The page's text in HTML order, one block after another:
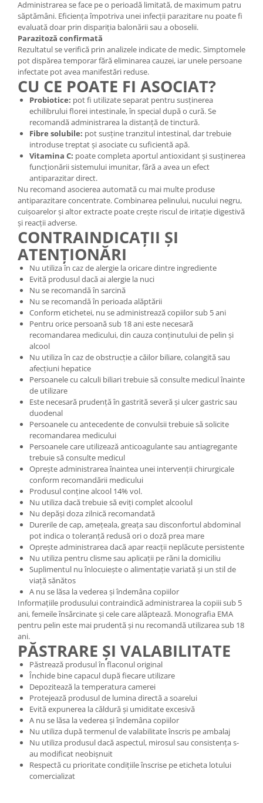
Administrarea se face pe o perioadă limitată, de maximum patru
săptămâni. Eficiența împotriva unei infecții parazitare nu poate fi
evaluată doar prin dispariția balonării sau a oboselii.
Parazitoză confirmată
Rezultatul se verifică prin analizele indicate de medic. Simptomele
pot dispărea temporar fără eliminarea cauzei, iar unele persoane
infectate pot avea manifestări reduse.
CU CE POATE FI ASOCIAT?
Probiotice: pot fi utilizate separat pentru susținerea
echilibrului florei intestinale, în special după o cură. Se
recomandă administrarea la distanță de tinctură.
Fibre solubile: pot susține tranzitul intestinal, dar trebuie
introduse treptat și asociate cu suficientă apă.
Vitamina C: poate completa aportul antioxidant și susținerea
funcționării sistemului imunitar, fără a avea un efect
antiparazitar direct.
Nu recomand asocierea automată cu mai multe produse
antiparazitare concentrate. Combinarea pelinului, nucului negru,
cuișoarelor și altor extracte poate crește riscul de iritație digestivă
și reacții adverse.
CONTRAINDICAȚII ȘI
ATENȚIONĂRI
Nu utiliza în caz de alergie la oricare dintre ingrediente
Evită produsul dacă ai alergie la nuci
Nu se recomandă în sarcină
Nu se recomandă în perioada alăptării
Conform etichetei, nu se administrează copiilor sub 5 ani
Pentru orice persoană sub 18 ani este necesară
recomandarea medicului, din cauza conținutului de pelin și
alcool
Nu utiliza în caz de obstrucție a căilor biliare, colangită sau
afecțiuni hepatice
Persoanele cu calculi biliari trebuie să consulte medicul înainte
de utilizare
Este necesară prudență în gastrită severă și ulcer gastric sau
duodenal
Persoanele cu antecedente de convulsii trebuie să solicite
recomandarea medicului
Persoanele care utilizează anticoagulante sau antiagregante
trebuie să consulte medicul
Oprește administrarea înaintea unei intervenții chirurgicale
conform recomandării medicului
Produsul conține alcool 14% vol.
Nu utiliza dacă trebuie să eviți complet alcoolul
Nu depăși doza zilnică recomandată
Durerile de cap, amețeala, greața sau disconfortul abdominal
pot indica o toleranță redusă ori o doză prea mare
Oprește administrarea dacă apar reacții neplăcute persistente
Nu utiliza pentru clisme sau aplicații pe răni la domiciliu
Suplimentul nu înlocuiește o alimentație variată și un stil de
viață sănătos
A nu se lăsa la vederea și îndemâna copiilor
Informațiile produsului contraindică administrarea la copiii sub 5
ani, femeile însărcinate și cele care alăptează. Monografia EMA
pentru pelin este mai prudentă și nu recomandă utilizarea sub 18
ani.
PĂSTRARE ȘI VALABILITATE
Păstrează produsul în flaconul original
Închide bine capacul după fiecare utilizare
Depozitează la temperatura camerei
Protejează produsul de lumina directă a soarelui
Evită expunerea la căldură și umiditate excesivă
A nu se lăsa la vederea și îndemâna copiilor
Nu utiliza după termenul de valabilitate înscris pe ambalaj
Nu utiliza produsul dacă aspectul, mirosul sau consistența s-
au modificat neobișnuit
Respectă cu prioritate condițiile înscrise pe eticheta lotului
comercializat